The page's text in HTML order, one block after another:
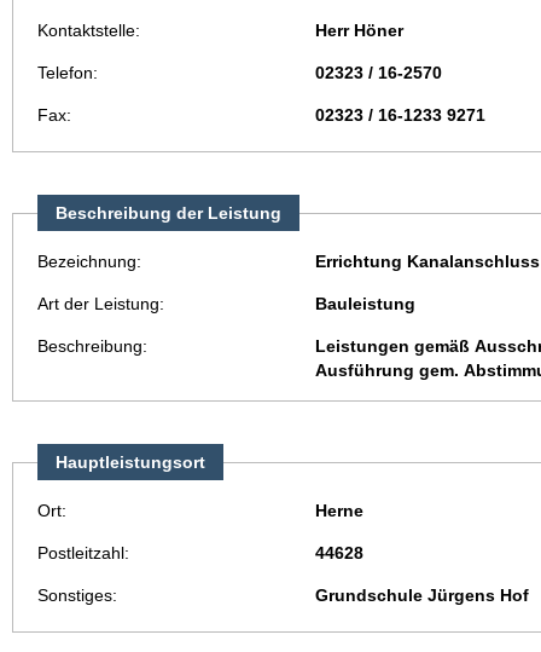
Kontaktstelle: Herr Höner
Telefon: 02323 / 16-2570
Fax: 02323 / 16-1233 9271
Beschreibung der Leistung
Bezeichnung: Errichtung Kanalanschluss
Art der Leistung: Bauleistung
Beschreibung:
Leistungen gemäß
Ausführung gem.
Hauptleistungsort
Ort: Herne
Postleitzahl: 44628
Sonstiges: Grundschule Jürgens Hof